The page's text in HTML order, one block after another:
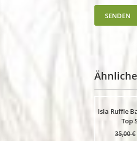
Isla Ruffle
Top
35,00€